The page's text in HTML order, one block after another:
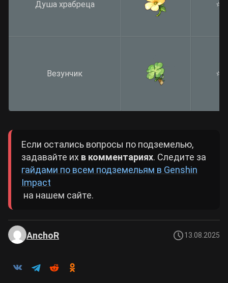
Душа храбреца
Везунчик
Если остались вопросы по подземелью,
задавайте их в комментариях. Следите за
гайдами по всем подземельям в Genshin
Impact
на нашем сайте.
AnchoR 13.08.2025